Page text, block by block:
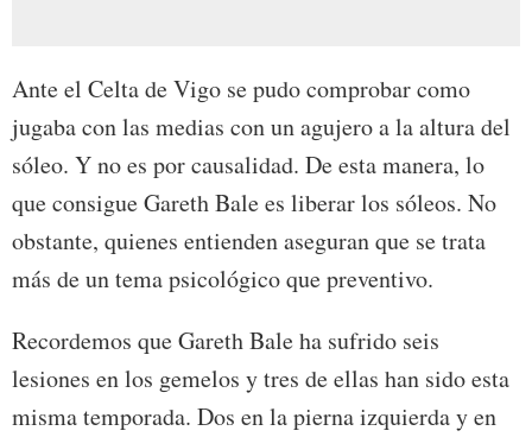
Ante el Celta de Vigo se pudo comprobar como
jugaba con las medias con un agujero a la altura del
sóleo. Y no es por causalidad. De esta manera, lo
que consigue Gareth Bale es liberar los sóleos. No
obstante, quienes entienden aseguran que se trata
más de un tema psicológico que preventivo.
Recordemos que Gareth Bale ha sufrido seis
lesiones en los gemelos y tres de ellas han sido esta
misma temporada. Dos en la pierna izquierda y en